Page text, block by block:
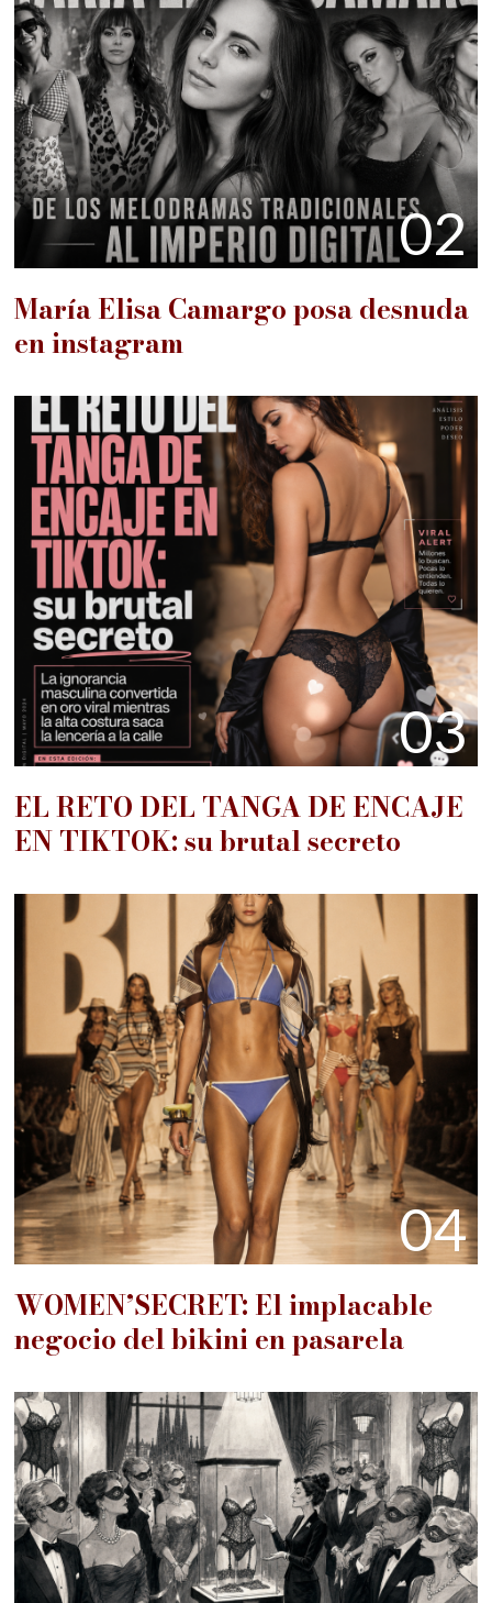
02
María Elisa Camargo posa desnuda
en instagram
03
EL RETO DEL TANGA DE ENCAJE
EN TIKTOK: su brutal secreto
04
WOMEN’SECRET: El implacable
negocio del bikini en pasarela